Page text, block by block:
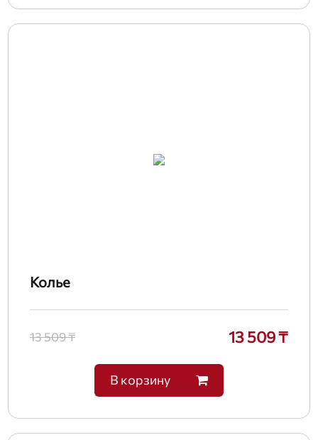
Колье
13 509 ₸ 13 509 ₸
В корзину